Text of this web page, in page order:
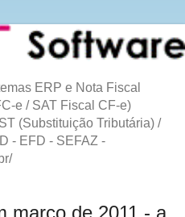
ERP e Nota Fiscal
e / SAT Fiscal CF-e)
(Substituição Tributária) /
- EFD - SEFAZ -